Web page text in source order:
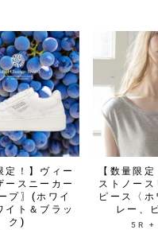
定！】ヴィー
ースニーカー
プ〗(ホワイ
イト＆ブラッ
ク)
【数量限
ストノー
ピース〈
レー、
5R +